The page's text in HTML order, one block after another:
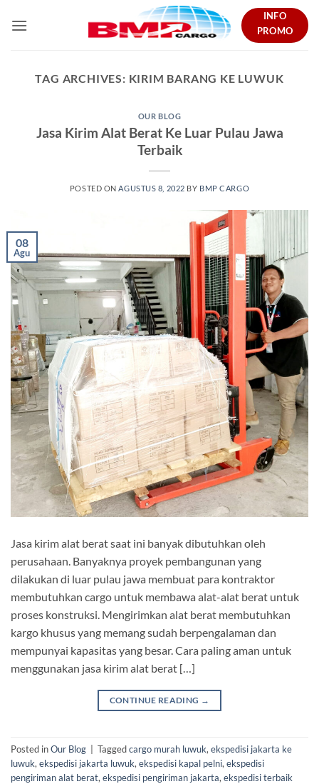
INFO
PROMO
TAG ARCHIVES: KIRIM BARANG KE LUWUK
OUR BLOG
Jasa Kirim Alat Berat Ke Luar Pulau Jawa
Terbaik
POSTED ON AGUSTUS 8, 2022 BY BMP CARGO
08
Agu
Jasa kirim alat berat saat ini banyak dibutuhkan oleh
perusahaan. Banyaknya proyek pembangunan yang
dilakukan di luar pulau jawa membuat para kontraktor
membutuhkan cargo untuk membawa alat-alat berat untuk
proses konstruksi. Mengirimkan alat berat membutuhkan
kargo khusus yang memang sudah berpengalaman dan
mempunyai kapasitas yang besar. Cara paling aman untuk
menggunakan jasa kirim alat berat […]
CONTINUE READING →
Posted inOur Blog Taggedcargo murah luwuk, ekspedisi jakarta ke
luwuk, ekspedisi jakarta luwuk, ekspedisi kapal pelni, ekspedisi
pengiriman alat berat, ekspedisi pengiriman jakarta, ekspedisi terbaik